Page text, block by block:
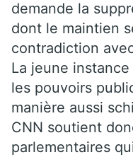
demande la
dont le maintien
contradiction
La jeune
les pouvoirs
manière aussi
CNN soutient
parlementaires